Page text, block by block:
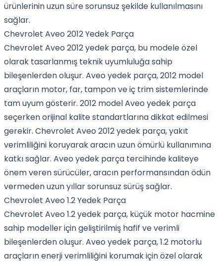
ürünlerinin uzun süre sorunsuz şekilde kullanılmasını
sağlar.
Chevrolet Aveo 2012 Yedek Parça
Chevrolet Aveo 2012 yedek parça, bu modele özel
olarak tasarlanmış teknik uyumluluğa sahip
bileşenlerden oluşur. Aveo yedek parça, 2012 model
araçların motor, far, tampon ve iç trim sistemlerinde
tam uyum gösterir. 2012 model Aveo yedek parça
seçerken orijinal kalite standartlarına dikkat edilmesi
gerekir. Chevrolet Aveo 2012 yedek parça, yakıt
verimliliğini koruyarak aracın uzun ömürlü kullanımına
katkı sağlar. Aveo yedek parça tercihinde kaliteye
önem veren sürücüler, aracın performansından ödün
vermeden uzun yıllar sorunsuz sürüş sağlar.
Chevrolet Aveo 1.2 Yedek Parça
Chevrolet Aveo 1.2 yedek parça, küçük motor hacmine
sahip modeller için geliştirilmiş hafif ve verimli
bileşenlerden oluşur. Aveo yedek parça, 1.2 motorlu
araçların enerji verimliliğini korumak için özel olarak